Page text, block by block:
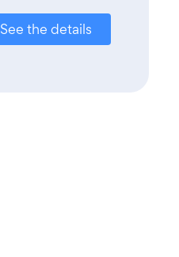
See the details